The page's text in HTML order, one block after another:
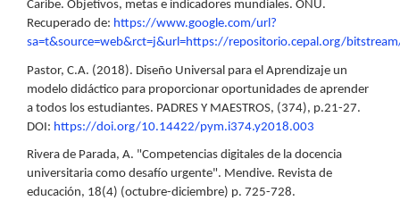
Caribe. Objetivos, metas e indicadores mundiales. ONU.
Recuperado de: https://www.google.com/url?
sa=t&source=web&rct=j&url=https://repositorio.cepal.org/
Pastor, C.A. (2018). Diseño Universal para el Aprendizaje un
modelo didáctico para proporcionar oportunidades de aprender
a todos los estudiantes. PADRES Y MAESTROS, (374), p.21-27.
DOI: https://doi.org/10.14422/pym.i374.y2018.003
Rivera de Parada, A. "Competencias digitales de la docencia
universitaria como desafío urgente". Mendive. Revista de
educación, 18(4) (octubre-diciembre) p. 725-728.